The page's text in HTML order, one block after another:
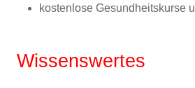
kostenlose Gesundheitskurse
Wissenswertes